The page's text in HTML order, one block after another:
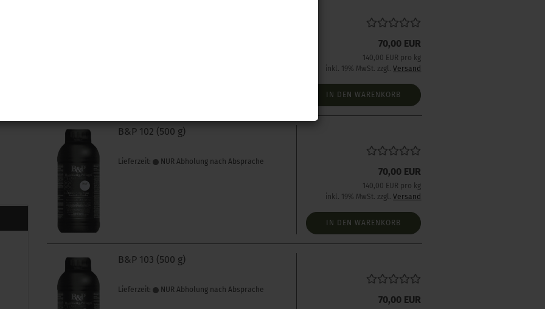
70,00 EUR
140,00 EUR pro kg
inkl. 19% MwSt. zzgl.Versand
IN DEN WARENKORB
B&P 102 (500 g)
Lieferzeit: NUR Abholung nach Absprache
70,00 EUR
140,00 EUR pro kg
inkl. 19% MwSt. zzgl.Versand
IN DEN WARENKORB
B&P 103 (500 g)
Lieferzeit: NUR Abholung nach Absprache
70,00 EUR